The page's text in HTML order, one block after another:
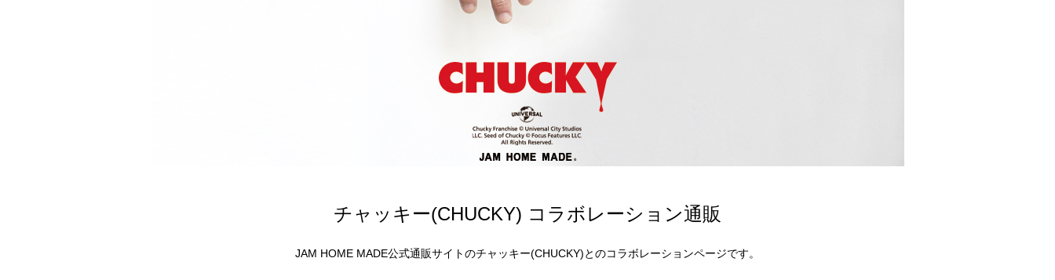
チャッキー(CHUCKY) コラボレーション通販
JAM HOME MADE公式通販サイトのチャッキー(CHUCKY)とのコラボレーションページです。